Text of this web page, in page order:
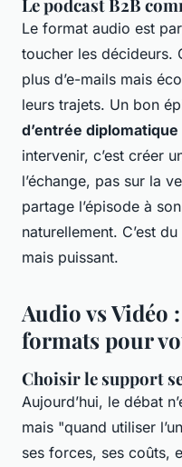
Le podcast B2B
Le format audio est
toucher les décideurs.
plus d’e-mails mais
leurs trajets. Un bon
d’entrée diplomatique
intervenir, c’est créer
l’échange, pas sur la
partage l’épisode à
naturellement. C’est
mais puissant.
Audio vs Vidéo
formats pour
Choisir le support
Aujourd’hui, le débat
mais "quand utiliser
ses forces, ses coûts,